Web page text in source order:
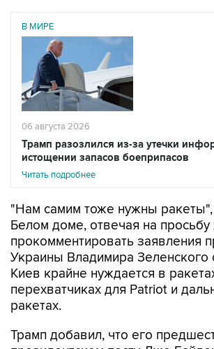
В МИРЕ
06 августа 2026
Трамп разозлился из-за утечки
истощении запасов боеприпасов
Читать подробнее
"Нам самим тоже нужны ракеты",
Белом доме, отвечая на просьбу
прокомментировать заявления
Украины Владимира Зеленского
Киев крайне нуждается в
перехватчиках для Patriot и
ракетах.
Трамп добавил, что его